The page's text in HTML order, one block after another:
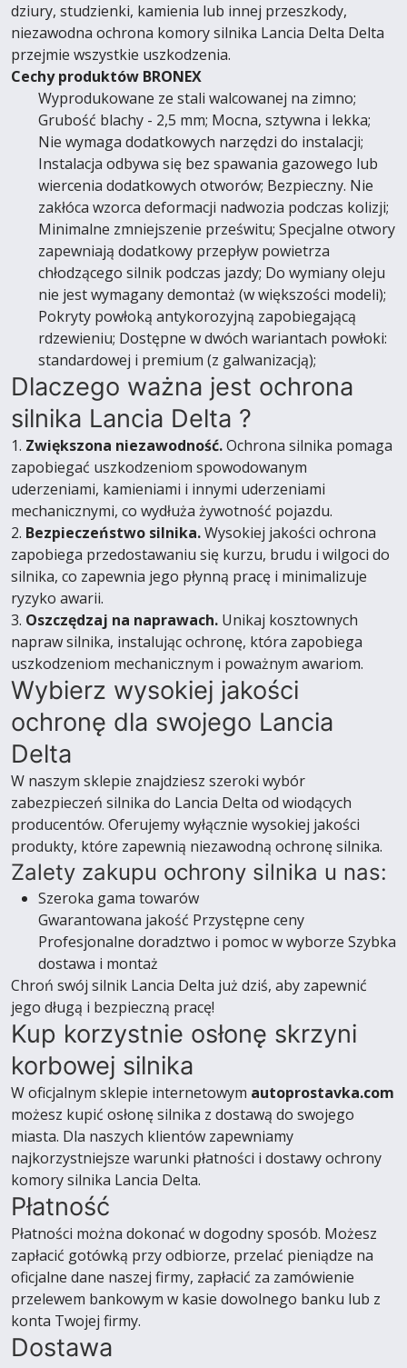
dziury, studzienki, kamienia lub innej przeszkody,
niezawodna ochrona komory silnika Lancia Delta Delta
przejmie wszystkie uszkodzenia.
Cechy produktów BRONEX
Wyprodukowane ze stali walcowanej na zimno;
Grubość blachy - 2,5 mm; Mocna, sztywna i lekka;
Nie wymaga dodatkowych narzędzi do instalacji;
Instalacja odbywa się bez spawania gazowego lub
wiercenia dodatkowych otworów; Bezpieczny. Nie
zakłóca wzorca deformacji nadwozia podczas kolizji;
Minimalne zmniejszenie prześwitu; Specjalne otwory
zapewniają dodatkowy przepływ powietrza
chłodzącego silnik podczas jazdy; Do wymiany oleju
nie jest wymagany demontaż (w większości modeli);
Pokryty powłoką antykorozyjną zapobiegającą
rdzewieniu; Dostępne w dwóch wariantach powłoki:
standardowej i premium (z galwanizacją);
Dlaczego ważna jest ochrona
silnika Lancia Delta ?
1. Zwiększona niezawodność.Ochrona silnika pomaga
zapobiegać uszkodzeniom spowodowanym
uderzeniami, kamieniami i innymi uderzeniami
mechanicznymi, co wydłuża żywotność pojazdu.
2. Bezpieczeństwo silnika.Wysokiej jakości ochrona
zapobiega przedostawaniu się kurzu, brudu i wilgoci do
silnika, co zapewnia jego płynną pracę i minimalizuje
ryzyko awarii.
3. Oszczędzaj na naprawach. Unikaj kosztownych
napraw silnika, instalując ochronę, która zapobiega
uszkodzeniom mechanicznym i poważnym awariom.
Wybierz wysokiej jakości
ochronę dla swojego Lancia
Delta
W naszym sklepie znajdziesz szeroki wybór
zabezpieczeń silnika do Lancia Delta od wiodących
producentów. Oferujemy wyłącznie wysokiej jakości
produkty, które zapewnią niezawodną ochronę silnika.
Zalety zakupu ochrony silnika u nas:
Szeroka gama towarów
Gwarantowana jakość Przystępne ceny
Profesjonalne doradztwo i pomoc w wyborze Szybka
dostawa i montaż
Chroń swój silnik Lancia Delta już dziś, aby zapewnić
jego długą i bezpieczną pracę!
Kup korzystnie osłonę skrzyni
korbowej silnika
W oficjalnym sklepie internetowym autoprostavka.com
możesz kupić osłonę silnika z dostawą do swojego
miasta. Dla naszych klientów zapewniamy
najkorzystniejsze warunki płatności i dostawy ochrony
komory silnika Lancia Delta.
Płatność
Płatności można dokonać w dogodny sposób. Możesz
zapłacić gotówką przy odbiorze, przelać pieniądze na
oficjalne dane naszej firmy, zapłacić za zamówienie
przelewem bankowym w kasie dowolnego banku lub z
konta Twojej firmy.
Dostawa